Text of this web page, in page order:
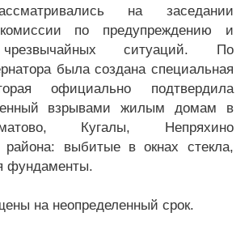
на заседании
комиссии по предупреждению и
ситуаций. По
была создана специальная
официально подтвердила
взрывами жилым домам в
Кугалы, Непряхино
района: выбитые в окнах стекла,
фундаменты.
на неопределенный срок.